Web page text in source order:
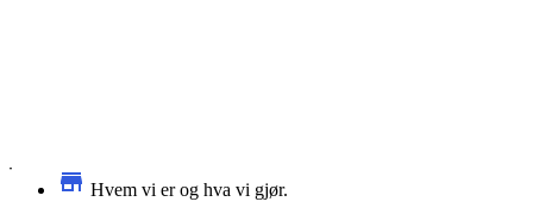
Hvem vi er og hva vi gjør.